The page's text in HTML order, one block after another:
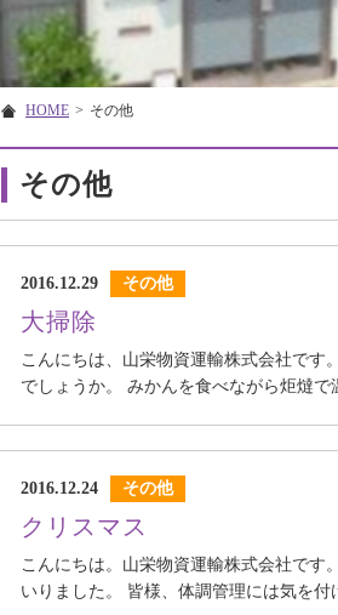
HOME > その他
その他
2016.12.29 その他
大掃除
こんにちは、山栄物資運輸株式会社で
でしょうか。 みかんを食べながら炬燵
2016.12.24 その他
クリスマス
こんにちは。山栄物資運輸株式会社で
いりました。 皆様、体調管理には気を